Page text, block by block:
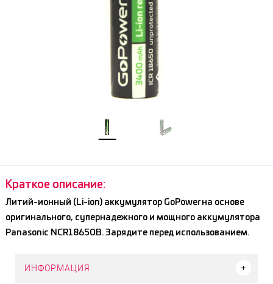
Краткое описание:
Литий-ионный (Li-ion) аккумулятор GoPower на основе
оригинального, супернадежного и мощного аккумулятора
Panasonic NCR18650B. Зарядите перед использованием.
ИНФОРМАЦИЯ